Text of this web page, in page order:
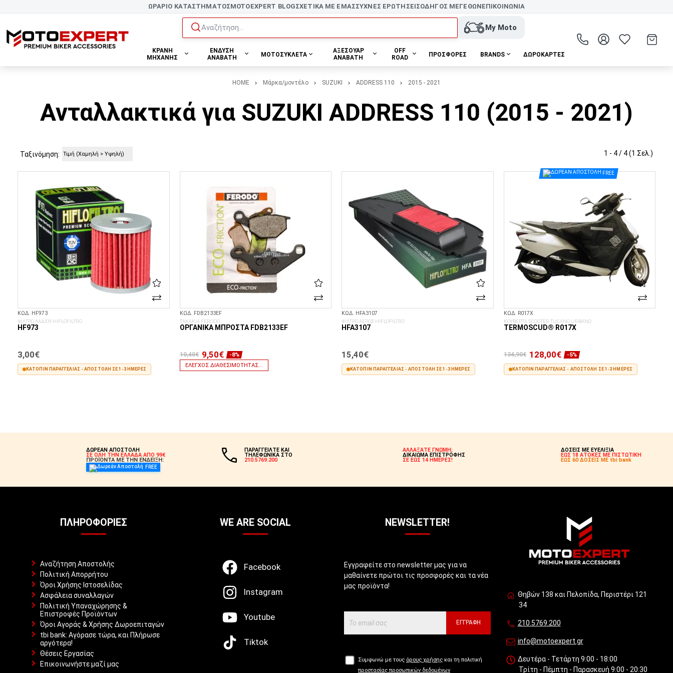
ΩΡΑΡΙΟ ΚΑΤΑΣΤΗΜΑΤΟΣMOTOEXPERT BLOGΣΧΕΤΙΚΑ ΜΕ ΕΜΑΣΣΥΧΝΕΣ ΕΡΩΤΗΣΕΙΣΟΔΗΓΟΣ ΜΕΓΕΘΩΝΕΠΙΚΟΙΝΩΝΙΑ
Αναζήτηση... My Moto
ΚΡΑΝΗ
ΜΗΧΑΝΗΣ
ΕΝΔΥΣΗ
ΑΝΑΒΑΤΗ
ΜΟΤΟΣΥΚΛΕΤΑ
ΑΞΕΣΟΥΑΡ
ΑΝΑΒΑΤΗ
OFF
ROAD
ΠΡΟΣΦΟΡΕΣ BRANDS ΔΩΡΟΚΆΡΤΕΣ
HOME Μάρκα/μοντέλο SUZUKI ADDRESS 110 2015 - 2021
Ανταλλακτικά για SUZUKI ADDRESS 110 (2015 - 2021)
Ταξινόμηση: 1 - 4 / 4 (1 Σελ.)
ΚΩΔ. HF973
ΦΙΛΤΡΟ ΛΑΔΙΟΥ HIFLOFILTRO
HF973
3,00€
ΚΑΤΌΠΙΝ ΠΑΡΑΓΓΕΛΊΑΣ - ΑΠΟΣΤΟΛΉ ΣΕ 1-3 ΗΜΈΡΕΣ
ΚΩΔ. FDB2133EF
ΤΑΚΑΚΙΑ FERODO
ΟΡΓΑΝΙΚΆ ΜΠΡΟΣΤΆ FDB2133EF
10,40€ 9,50€
-8%
ΈΛΕΓΧΟΣ ΔΙΑΘΕΣΙΜΌΤΗΤΑΣ...
ΚΩΔ. HFA3107
ΦΙΛΤΡΟ ΑΕΡΟΣ HIFLOFILTRO
HFA3107
15,40€
ΚΑΤΌΠΙΝ ΠΑΡΑΓΓΕΛΊΑΣ - ΑΠΟΣΤΟΛΉ ΣΕ 1-3 ΗΜΈΡΕΣ
FREE
ΚΩΔ. R017X
ΚΟΥΒΕΡΤΑ SCOOTER TUCANO URBANO
TERMOSCUD® R017X
134,90€ 128,00€ -5%
ΚΑΤΌΠΙΝ ΠΑΡΑΓΓΕΛΊΑΣ - ΑΠΟΣΤΟΛΉ ΣΕ 1-3 ΗΜΈΡΕΣ
ΔΩΡΕΑΝ ΑΠΟΣΤΟΛΗ
ΣΕ ΟΛΗ ΤΗΝ ΕΛΛΑΔΑ ΑΠΟ 99€
ΠΡΟΪΟΝΤΑ ΜΕ ΤΗΝ ΕΝΔΕΙΞΗ:
FREE
ΠΑΡΑΓΓΕΙΛΤΕ ΚΑΙ
ΤΗΛΕΦΩΝΙΚΑ ΣΤΟ
210.5769.200
ΑΛΛΑΞΑΤΕ ΓΝΩΜΗ;
ΔΙΚΑΙΩΜΑ ΕΠΙΣΤΡΟΦΗΣ
ΣΕ ΕΩΣ 14 ΗΜΕΡΕΣ!
ΔΟΣΕΙΣ ΜΕ ΕΥΕΛΙΞΙΑ
ΕΩΣ 18 ΑΤΟΚΕΣ ΜΕ ΠΙΣΤΩΤΙΚΗ
ΕΩΣ 60 ΔΟΣΕΙΣ ΜΕ tbi bank
ΠΛΗΡΟΦΟΡΊΕΣ
Αναζήτηση Αποστολής
Πολιτική Απορρήτου
Όροι Χρήσης Ιστοσελίδας
Ασφάλεια συναλλαγών
Πολιτική Υπαναχώρησης &
Επιστροφές Προϊόντων
Όροι Αγοράς & Χρήσης Δωροεπιταγών
tbi bank: Αγόρασε τώρα, και Πλήρωσε
αργότερα!
Θέσεις Εργασίας
Επικοινωνήστε μαζί μας
WE ARE SOCIAL
Facebook
Instagram
Youtube
Tiktok
NEWSLETTER!
Εγγραφείτε στο newsletter μας για να
μαθαίνετε πρώτοι τις προσφορές και τα νέα
μας προϊόντα!
ΕΓΓΡΑΦΉ
Συμφωνώ με τους όρους χρήσης και τη πολιτική
προστασίας προσωπικών δεδομένων
Θηβών 138 και Πελοπίδα, Περιστέρι 121
34
210.5769.200
info@motoexpert.gr
Δευτέρα - Τετάρτη 9:00 - 18:00
Τρίτη - Πέμπτη - Παρασκευή 9:00 - 20:30